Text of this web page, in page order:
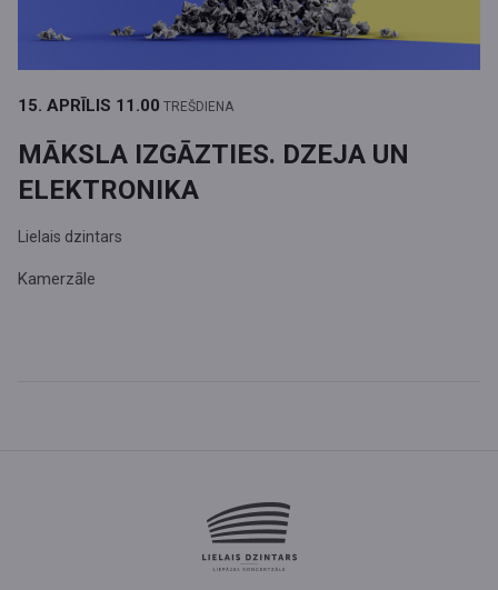
15. APRĪLIS 11.00 TREŠDIENA
MĀKSLA IZGĀZTIES. DZEJA UN
ELEKTRONIKA
Lielais dzintars
Kamerzāle